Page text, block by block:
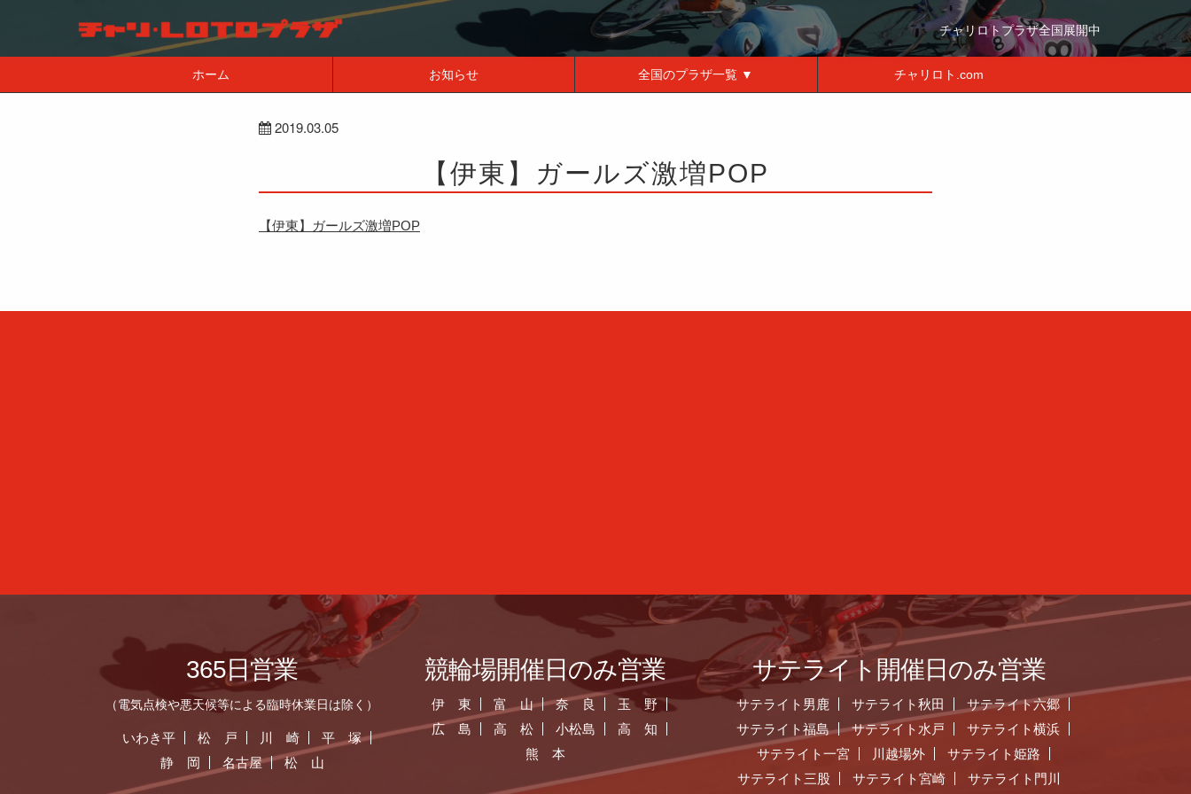
チャリロトプラザ全国展開中
ホーム お知らせ 全国のプラザ一覧 ▼ チャリロト.com
2019.03.05
【伊東】ガールズ激増POP
【伊東】ガールズ激増POP
365日営業
（電気点検や悪天候等による臨時休業日は除く）
いわき平 松 戸 川 崎
平 塚
静 岡
名古屋 松 山
競輪場開催日のみ営業
伊 東 富 山 奈 良
玉 野
広 島
高 松 小松島
高 知
熊 本
サテライト開催日のみ営業
サテライト男鹿 サテライト秋田
サテライト六郷
サテライト福島
サテライト水戸
サテライト横浜
サテライト一宮
川越場外
サテライト姫路
サテライト三股
サテライト宮崎 サテライト門川